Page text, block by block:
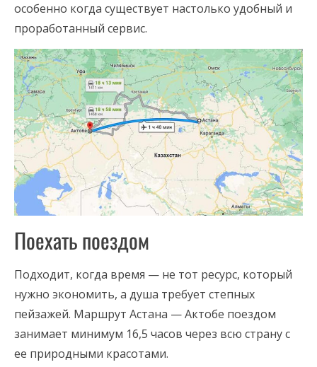
особенно когда существует настолько удобный и
проработанный сервис.
Поехать поездом
Подходит, когда время — не тот ресурс, который
нужно экономить, а душа требует степных
пейзажей. Маршрут Астана — Актобе поездом
занимает минимум 16,5 часов через всю страну с
ее природными красотами.